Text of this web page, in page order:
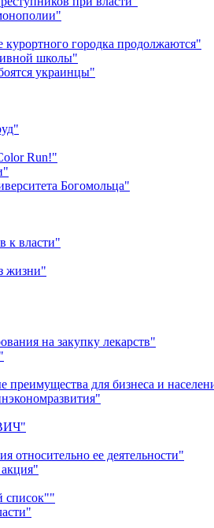
курортного городка продолжаются"
школы"
украинцы"
Run!"
Богомольца"
к власти"
жизни"
на закупку лекарств"
для бизнеса и
относительно ее деятельности"
список""